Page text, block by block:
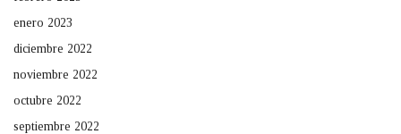
enero 2023
diciembre 2022
noviembre 2022
octubre 2022
septiembre 2022